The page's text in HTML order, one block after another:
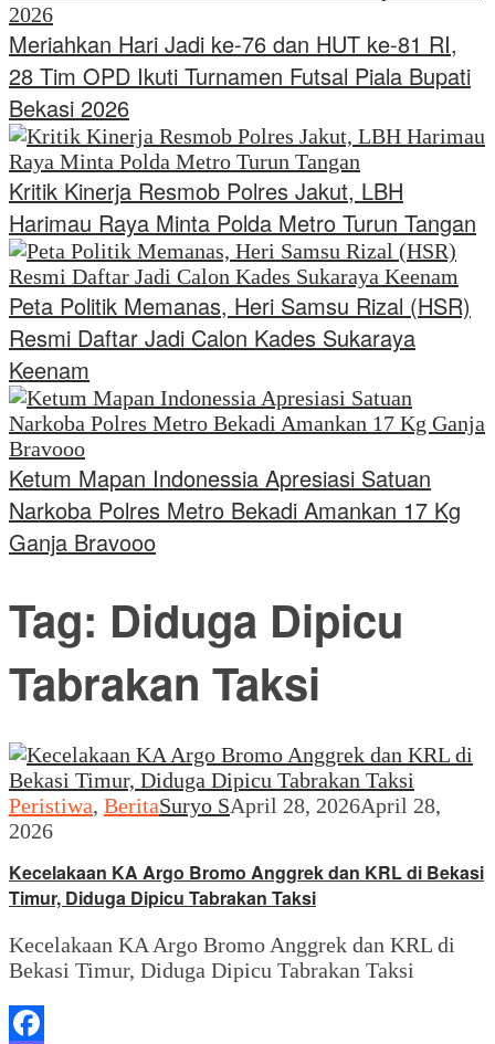
Meriahkan Hari Jadi ke-76 dan HUT ke-81 RI,
28 Tim OPD Ikuti Turnamen Futsal Piala Bupati
Bekasi 2026
Kritik Kinerja Resmob Polres Jakut, LBH
Harimau Raya Minta Polda Metro Turun Tangan
Peta Politik Memanas, Heri Samsu Rizal (HSR)
Resmi Daftar Jadi Calon Kades Sukaraya
Keenam
Ketum Mapan Indonessia Apresiasi Satuan
Narkoba Polres Metro Bekadi Amankan 17 Kg
Ganja Bravooo
Tag: Diduga Dipicu
Tabrakan Taksi
Peristiwa, BeritaSuryo SApril 28, 2026April 28,
2026
Kecelakaan KA Argo Bromo Anggrek dan KRL di Bekasi
Timur, Diduga Dipicu Tabrakan Taksi
Kecelakaan KA Argo Bromo Anggrek dan KRL di
Bekasi Timur, Diduga Dipicu Tabrakan Taksi